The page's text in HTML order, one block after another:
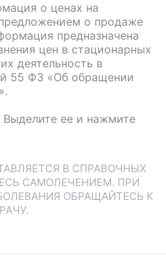
о ценах на
о продаже
предназначена
цен в стационарных
деятельность в
55 ФЗ «Об обращении
ее и нажмите
В СПРАВОЧНЫХ
САМОЛЕЧЕНИЕМ. ПРИ
ОБРАЩАЙТЕСЬ К